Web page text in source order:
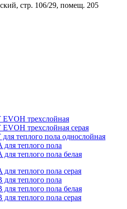
стр. 106/29, помещ. 205
EVOH трехслойная
EVOH трехслойная серая
теплого пола однослойная
для теплого пола
теплого пола белая
теплого пола серая
для теплого пола
теплого пола белая
теплого пола серая